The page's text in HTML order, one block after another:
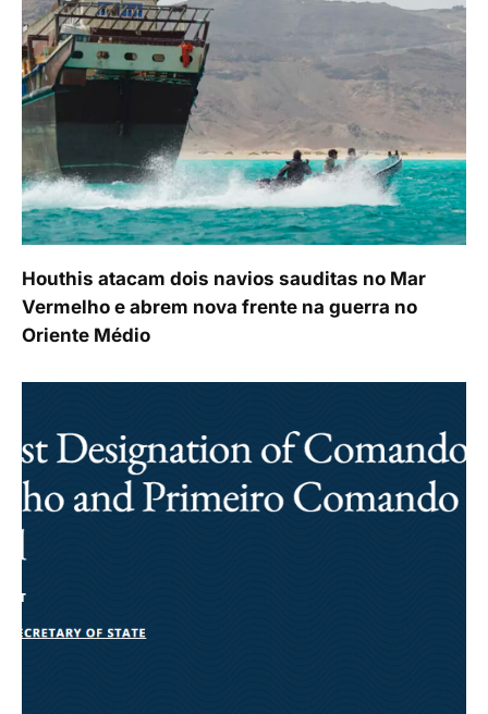
Houthis atacam dois navios sauditas no Mar
Vermelho e abrem nova frente na guerra no
Oriente Médio